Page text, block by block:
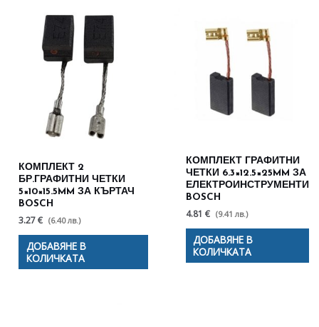
КОМПЛЕКТ 2
БР.ГРАФИТНИ ЧЕТКИ
5×10×15.5MM ЗА КЪРТАЧ
BOSCH
3.27 € (6.40 лв.)
ДОБАВЯНЕ В
КОЛИЧКАТА
КОМПЛЕКТ ГРАФИТНИ
ЧЕТКИ 6.3×12.5×25MM ЗА
ЕЛЕКТРОИНСТРУМЕНТИ
BOSCH
4.81 € (9.41 лв.)
ДОБАВЯНЕ В
КОЛИЧКАТА